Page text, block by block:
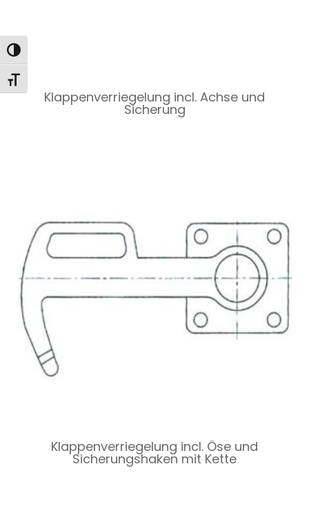
Toggle High Contrast
Toggle Font size
Klappenverriegelung incl. Achse und
Sicherung
Klappenverriegelung incl. Öse und
Sicherungshaken mit Kette